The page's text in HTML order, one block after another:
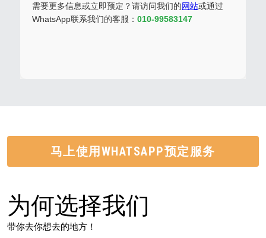
马上使用WHATSAPP预定服务
为何选择我们
带你去你想去的地方！